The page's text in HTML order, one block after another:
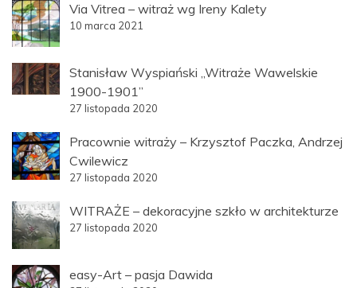
Via Vitrea – witraż wg Ireny Kalety
10 marca 2021
Stanisław Wyspiański „Witraże Wawelskie
1900-1901”
27 listopada 2020
Pracownie witraży – Krzysztof Paczka, Andrzej
Cwilewicz
27 listopada 2020
WITRAŻE – dekoracyjne szkło w architekturze
27 listopada 2020
easy-Art – pasja Dawida